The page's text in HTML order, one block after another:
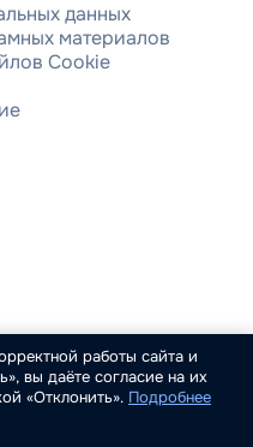
данных
материалов
Cookie
работы сайта и
вы даёте согласие на их
«Отклонить». Подробнее